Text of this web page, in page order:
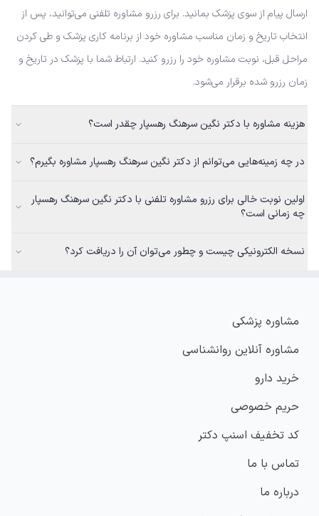
ارسال پیام از سوی پزشک بمانید. برای رزرو مشاوره تلفنی می‌توانید، پس از
انتخاب تاریخ و زمان مناسب مشاوره خود از برنامه کاری پزشک و طی کردن
مراحل قبل، نوبت مشاوره خود را رزرو کنید. ارتباط شما با پزشک در تاریخ و
زمان رزرو شده برقرار می‌شود.
هزینه مشاوره با دکتر نگین سرهنگ رهسپار چقدر است؟
در چه زمینه‌هایی می‌توانم از دکتر نگین سرهنگ رهسپار مشاوره بگیرم؟
اولین نوبت خالی برای رزرو مشاوره تلفنی با دکتر نگین سرهنگ رهسپار
چه زمانی است؟
نسخه الکترونیکی چیست و چطور می‌توان آن را دریافت کرد؟
مشاوره پزشکی
مشاوره آنلاین روانشناسی
خرید دارو
حریم خصوصی
کد تخفیف اسنپ دکتر
تماس با ما
درباره ما